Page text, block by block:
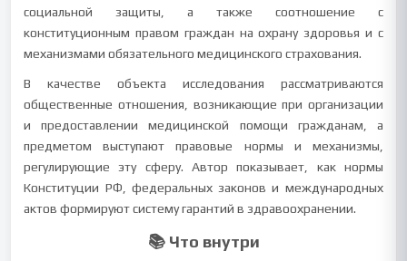
социальной защиты, а также соотношение с
конституционным правом граждан на охрану здоровья и с
механизмами обязательного медицинского страхования.
В качестве объекта исследования рассматриваются
общественные отношения, возникающие при организации
и предоставлении медицинской помощи гражданам, а
предметом выступают правовые нормы и механизмы,
регулирующие эту сферу. Автор показывает, как нормы
Конституции РФ, федеральных законов и международных
актов формируют систему гарантий в здравоохранении.
📚 Что внутри